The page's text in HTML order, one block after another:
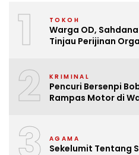
1 TOKOH
Warga OD,
Tinjau Perijinan
2 KRIMINAL
Pencuri Bersenpi
Rampas Motor di
AGAMA
Sekelumit Tentang